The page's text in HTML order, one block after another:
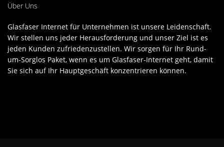
Über Uns
Glasfaser Internet für Unternehmen ist unsere Leidenschaft.
Wir stellen uns jeder Herausforderung und unser Ziel ist es
jeden Kunden zufriedenzustellen. Wir sorgen für Ihr Rund-
um-Sorglos Paket, wenn es um Glasfaser-Internet geht, damit
Sie sich auf Ihr Hauptgeschäft konzentrieren können.